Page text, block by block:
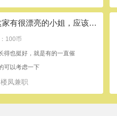
[置顶]吉祥村这家有很漂亮的小姐，应该是兼职，很紧，不要太爽
100币
得也挺好，就是有的一直催
可以考虑一下
楼凤兼职